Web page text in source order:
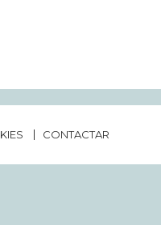
CONTACTAR